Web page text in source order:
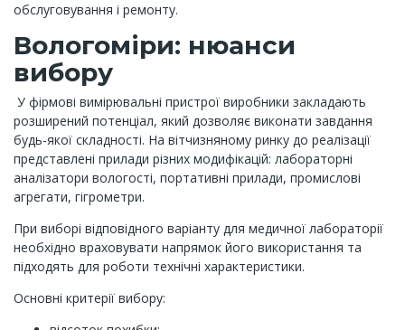
обслуговування і ремонту.
Вологоміри: нюанси
вибору
У фірмові вимірювальні пристрої виробники закладають
розширений потенціал, який дозволяє виконати завдання
будь-якої складності. На вітчизняному ринку до реалізації
представлені прилади різних модифікацій: лабораторні
аналізатори вологості, портативні прилади, промислові
агрегати, гігрометри.
При виборі відповідного варіанту для медичної лабораторії
необхідно враховувати напрямок його використання та
підходять для роботи технічні характеристики.
Основні критерії вибору: